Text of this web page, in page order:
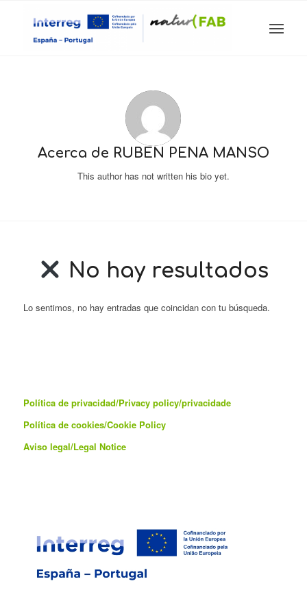
Acerca de RUBÉN PEÑA MANSO
This author has not written his bio yet.
No hay resultados
Lo sentimos, no hay entradas que coincidan con tu búsqueda.
Política de privacidad/Privacy policy/privacidade
Política de cookies/Cookie Policy
Aviso legal/Legal Notice